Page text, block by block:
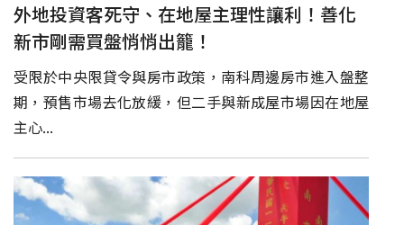
外地投資客死守、在地屋主理性讓利！善化
新市剛需買盤悄悄出籠！
受限於中央限貸令與房市政策，南科周邊房市進入盤整
期，預售市場去化放緩，但二手與新成屋市場因在地屋
主心...